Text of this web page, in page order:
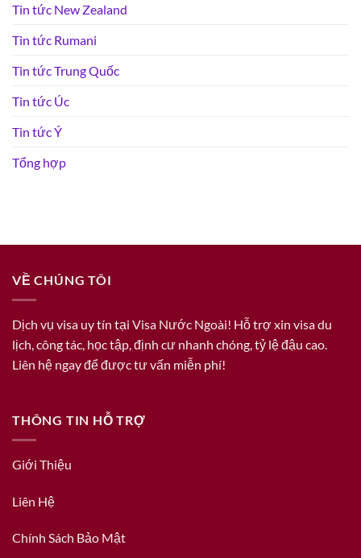
Tin tức New Zealand
Tin tức Rumani
Tin tức Trung Quốc
Tin tức Úc
Tin tức Ý
Tổng hợp
VỀ CHÚNG TÔI
Dịch vụ visa uy tín tại Visa Nước Ngoài! Hỗ trợ xin visa du
lịch, công tác, học tập, định cư nhanh chóng, tỷ lệ đậu cao.
Liên hệ ngay để được tư vấn miễn phí!
THÔNG TIN HỖ TRỢ
Giới Thiệu
Liên Hệ
Chính Sách Bảo Mật